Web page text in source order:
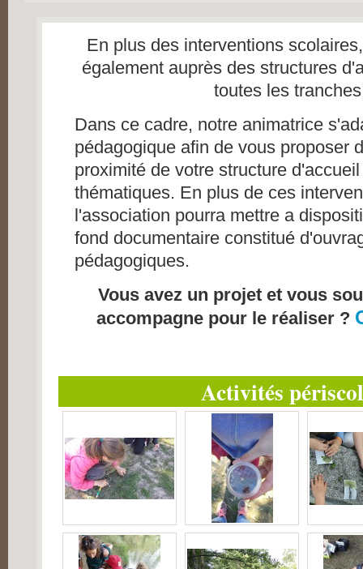
En plus des interventions
également auprès des structures
toutes les
Dans ce cadre, notre animatrice
pédagogique afin de vous proposer
proximité de votre structure
thématiques. En plus de ces
l'association pourra mettre a
fond documentaire constitué
pédagogiques.
Vous avez un projet et vous
accompagne pour le réaliser ?
Activités